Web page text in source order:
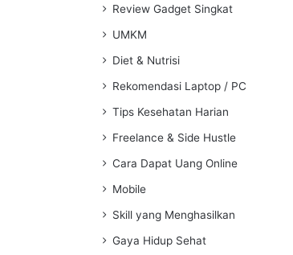
Review Gadget Singkat
UMKM
Diet & Nutrisi
Rekomendasi Laptop / PC
Tips Kesehatan Harian
Freelance & Side Hustle
Cara Dapat Uang Online
Mobile
Skill yang Menghasilkan
Gaya Hidup Sehat